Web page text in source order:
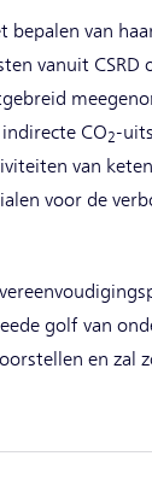
van
vanuit
CO2-
van
voor de
golf van
en zal